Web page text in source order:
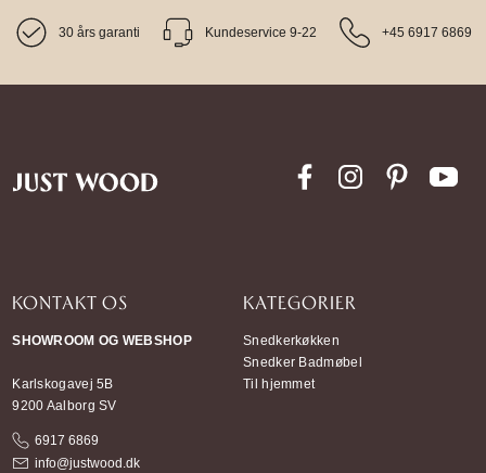
30 års garanti Kundeservice 9-22 +45 6917 6869
KONTAKT OS
SHOWROOM OG WEBSHOP
Karlskogavej 5B
9200 Aalborg SV
6917 6869
info@justwood.dk
KATEGORIER
Snedkerkøkken
Snedker Badmøbel
Til hjemmet